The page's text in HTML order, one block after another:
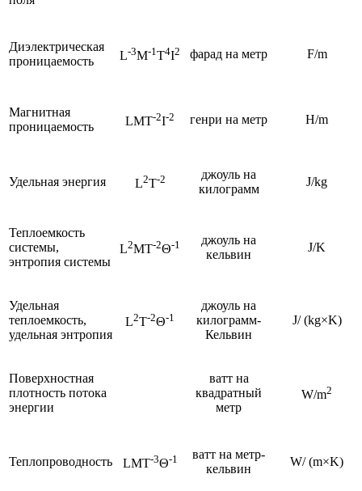
Диэлектрическая
проницаемость
L-3M-1 T4I2 фарад на метр F/m
Магнитная
проницаемость
LMT-2I-2 генри на метр H/m
Удельная энергия L2T-2
джоуль на
килограмм
J/kg
Теплоемкость
системы,
энтропия системы
L2MT-2Θ-1
джоуль на
кельвин
J/K
Удельная
теплоемкость,
удельная энтропия
L2T-2Θ-1
джоуль на
килограмм-
Кельвин
J/ (kg×K)
Поверхностная
плотность потока
энергии
ватт на
квадратный
метр
W/m2
Теплопроводность LMT-3Θ-1
ватт на метр-
кельвин
W/ (m×K)